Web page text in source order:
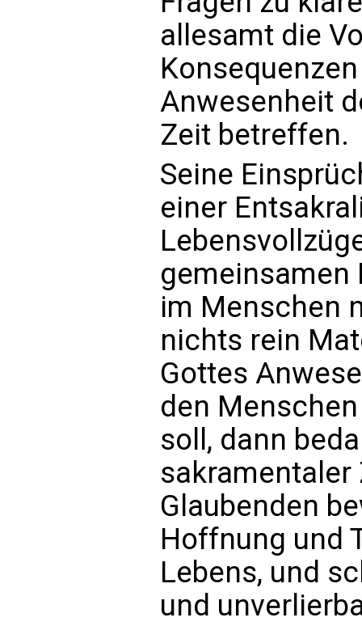
allesamt die
Anwesenheit
Zeit betreffen.
Seine
einer
gemeinsamen
im Menschen
nichts rein
Gottes
den
soll, dann
sakramentaler
Glaubenden
Hoffnung und
Lebens, und
und